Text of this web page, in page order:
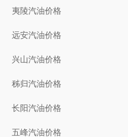
夷陵汽油价格
远安汽油价格
兴山汽油价格
秭归汽油价格
长阳汽油价格
五峰汽油价格